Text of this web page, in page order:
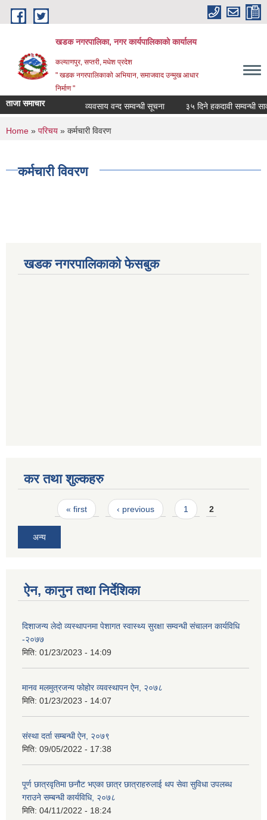
Skip to main content
खडक नगरपालिका, नगर कार्यपालिकाकाे कार्यालय
कल्याणपुर, सप्तरी, मधेश प्रदेश
" खडक नगरपालिकाको अभियान, समाजवाद उन्मुख आधार
निर्माण "
ताजा समाचार व्यवसाय वन्द सम्वन्धी सूचना ३५ दिने हकदावी सम्वन्धी
You are here
Home » परिचय » कर्मचारी विवरण
कर्मचारी विवरण
खडक नगरपालिकाको फेसबुक
कर तथा शुल्कहरु
Pages« first ‹ previous 1 2
अन्य
ऐन, कानुन तथा निर्देशिका
दिशाजन्य लेदो व्यस्थापनमा पेशागत स्वास्थ्य सुरक्षा सम्वन्धी संचालन कार्यविधि
-२०७७
मिति: 01/23/2023 - 14:09
मानव मलमुत्रजन्य फोहोर व्यवस्थापन ऐन, २०७८
मिति: 01/23/2023 - 14:07
संस्था दर्ता सम्बन्धी ऐन, २०७९
मिति: 09/05/2022 - 17:38
पूर्ण छात्रवृतिमा छनौट भएका छात्र छात्राहरुलाई थप सेवा सुविधा उपलब्ध
गराउने सम्बन्धी कार्यविधि, २०७८
मिति: 04/11/2022 - 18:24